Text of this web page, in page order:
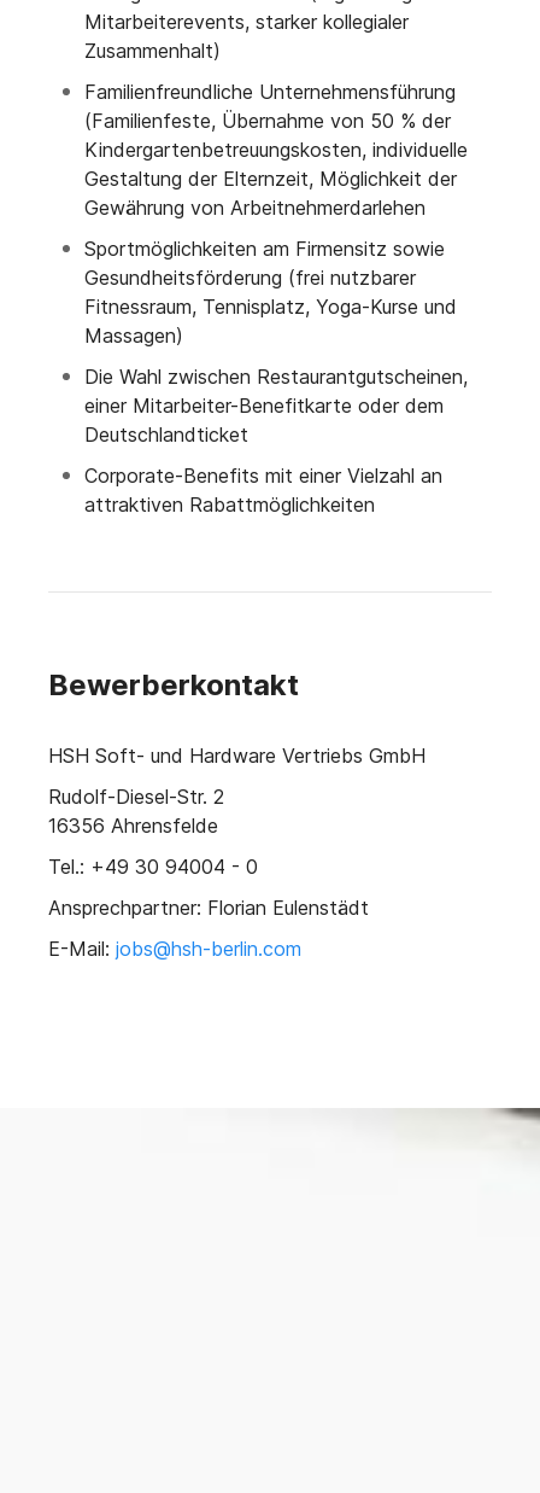
Mitarbeiterevents, starker kollegialer
Zusammenhalt)
Familienfreundliche Unternehmensführung
(Familienfeste, Übernahme von 50 % der
Kindergartenbetreuungskosten, individuelle
Gestaltung der Elternzeit, Möglichkeit der
Gewährung von Arbeitnehmerdarlehen
Sportmöglichkeiten am Firmensitz sowie
Gesundheitsförderung (frei nutzbarer
Fitnessraum, Tennisplatz, Yoga-Kurse und
Massagen)
Die Wahl zwischen Restaurantgutscheinen,
einer Mitarbeiter-Benefitkarte oder dem
Deutschlandticket
Corporate-Benefits mit einer Vielzahl an
attraktiven Rabattmöglichkeiten
Bewerberkontakt
HSH Soft- und Hardware Vertriebs GmbH
Rudolf-Diesel-Str. 2
16356 Ahrensfelde
Tel.: +49 30 94004 - 0
Ansprechpartner: Florian Eulenstädt
E-Mail: jobs@hsh-berlin.com